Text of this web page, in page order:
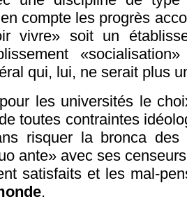
compte les progrès
vivre» soit un
qui, lui, ne serait plus
les universités le
toutes contraintes
risquer la bronca
ante» avec ses
satisfaits et les mal-
.